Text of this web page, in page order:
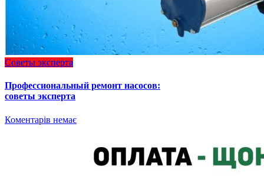
Советы эксперта
Профессиональный ремонт насосов:
советы эксперта
Коментарів немає